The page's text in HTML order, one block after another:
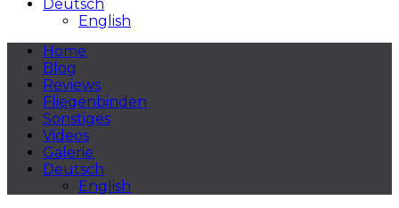
Deutsch
English
Home
Blog
Reviews
Fliegenbinden
Sonstiges
Videos
Galerie
Deutsch
English